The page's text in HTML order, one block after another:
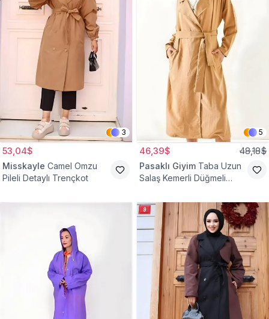
3
53,04$
Misskayle Camel Omzu
Pileli Detaylı Trençkot
5
46,39$ 48,18$
Pasaklı Giyim Taba Uzun
Salaş Kemerli Düğmeli